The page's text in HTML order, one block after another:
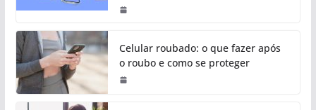
Celular roubado: o que fazer após
o roubo e como se proteger